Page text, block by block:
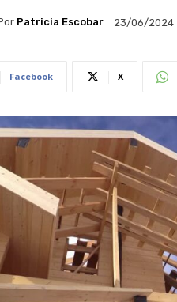
Patricia Escobar 23/06/2024
Facebook X